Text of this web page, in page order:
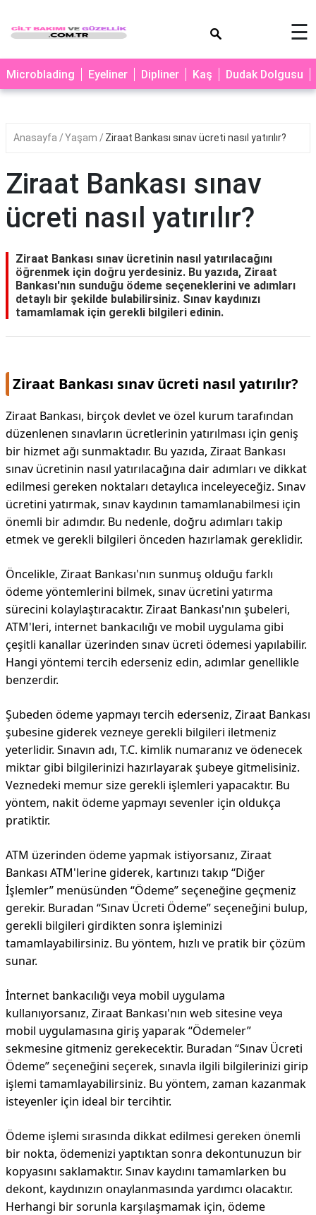
MAKYAJ
MİCROBLADİNG
LAZER
PROTEZ
PEELİNG
ERKEK
BAKIMI
CİLT
BAKIMI
☰
Microblading Eyeliner Dipliner Kaş Dudak Dolgusu
Anasayfa Yaşam Ziraat Bankası sınav ücreti nasıl yatırılır?
Ziraat Bankası sınav
ücreti nasıl yatırılır?
Ziraat Bankası sınav ücretinin nasıl yatırılacağını
öğrenmek için doğru yerdesiniz. Bu yazıda, Ziraat
Bankası'nın sunduğu ödeme seçeneklerini ve adımları
detaylı bir şekilde bulabilirsiniz. Sınav kaydınızı
tamamlamak için gerekli bilgileri edinin.
Ziraat Bankası sınav ücreti nasıl yatırılır?
Ziraat Bankası, birçok devlet ve özel kurum tarafından
düzenlenen sınavların ücretlerinin yatırılması için geniş
bir hizmet ağı sunmaktadır. Bu yazıda, Ziraat Bankası
sınav ücretinin nasıl yatırılacağına dair adımları ve dikkat
edilmesi gereken noktaları detaylıca inceleyeceğiz. Sınav
ücretini yatırmak, sınav kaydının tamamlanabilmesi için
önemli bir adımdır. Bu nedenle, doğru adımları takip
etmek ve gerekli bilgileri önceden hazırlamak gereklidir.
Öncelikle, Ziraat Bankası'nın sunmuş olduğu farklı
ödeme yöntemlerini bilmek, sınav ücretini yatırma
sürecini kolaylaştıracaktır. Ziraat Bankası'nın şubeleri,
ATM'leri, internet bankacılığı ve mobil uygulama gibi
çeşitli kanallar üzerinden sınav ücreti ödemesi yapılabilir.
Hangi yöntemi tercih ederseniz edin, adımlar genellikle
benzerdir.
Şubeden ödeme yapmayı tercih ederseniz, Ziraat Bankası
şubesine giderek vezneye gerekli bilgileri iletmeniz
yeterlidir. Sınavın adı, T.C. kimlik numaranız ve ödenecek
miktar gibi bilgilerinizi hazırlayarak şubeye gitmelisiniz.
Veznedeki memur size gerekli işlemleri yapacaktır. Bu
yöntem, nakit ödeme yapmayı sevenler için oldukça
pratiktir.
ATM üzerinden ödeme yapmak istiyorsanız, Ziraat
Bankası ATM'lerine giderek, kartınızı takıp “Diğer
İşlemler” menüsünden “Ödeme” seçeneğine geçmeniz
gerekir. Buradan “Sınav Ücreti Ödeme” seçeneğini bulup,
gerekli bilgileri girdikten sonra işleminizi
tamamlayabilirsiniz. Bu yöntem, hızlı ve pratik bir çözüm
sunar.
İnternet bankacılığı veya mobil uygulama
kullanıyorsanız, Ziraat Bankası'nın web sitesine veya
mobil uygulamasına giriş yaparak “Ödemeler”
sekmesine gitmeniz gerekecektir. Buradan “Sınav Ücreti
Ödeme” seçeneğini seçerek, sınavla ilgili bilgilerinizi girip
işlemi tamamlayabilirsiniz. Bu yöntem, zaman kazanmak
isteyenler için ideal bir tercihtir.
Ödeme işlemi sırasında dikkat edilmesi gereken önemli
bir nokta, ödemenizi yaptıktan sonra dekontunuzun bir
kopyasını saklamaktır. Sınav kaydını tamamlarken bu
dekont, kaydınızın onaylanmasında yardımcı olacaktır.
Herhangi bir sorunla karşılaşmamak için, ödeme